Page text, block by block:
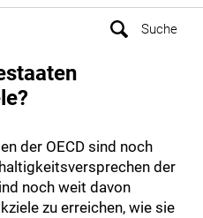
der OECD sind noch
der
noch weit davon
zu erreichen, wie sie